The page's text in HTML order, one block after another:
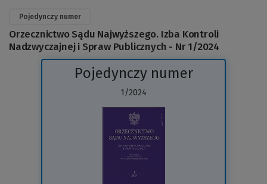
Pojedynczy numer
Orzecznictwo Sądu Najwyższego. Izba Kontroli
Nadzwyczajnej i Spraw Publicznych - Nr 1/2024
Pojedynczy numer
1/2024